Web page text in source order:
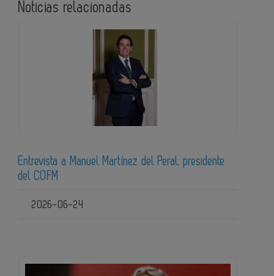
Noticias relacionadas
Entrevista a Manuel Martínez del Peral, presidente
del COFM
2026-06-24